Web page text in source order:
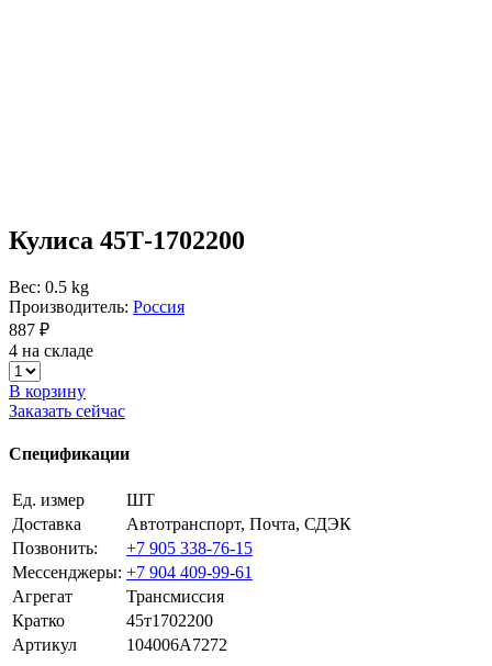
Кулиса 45Т-1702200
Вес: 0.5 kg
Производитель: Россия
887 ₽
4 на складе
В корзину
Заказать сейчас
Спецификации
Ед. измер
ШТ
Доставка
Автотранспорт, Почта, СДЭК
Позвонить:
+7 905 338-76-15
Мессенджеры: +7 904 409-99-61
Агрегат
Трансмиссия
Кратко
45т1702200
Артикул
104006A7272